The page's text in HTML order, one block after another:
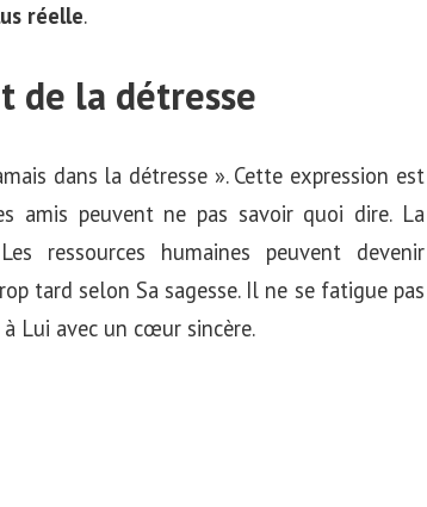
réelle.
de la détresse
dans la détresse ». Cette expression est
amis peuvent ne pas savoir quoi dire. La
ressources humaines peuvent devenir
tard selon Sa sagesse. Il ne se fatigue pas
Lui avec un cœur sincère.